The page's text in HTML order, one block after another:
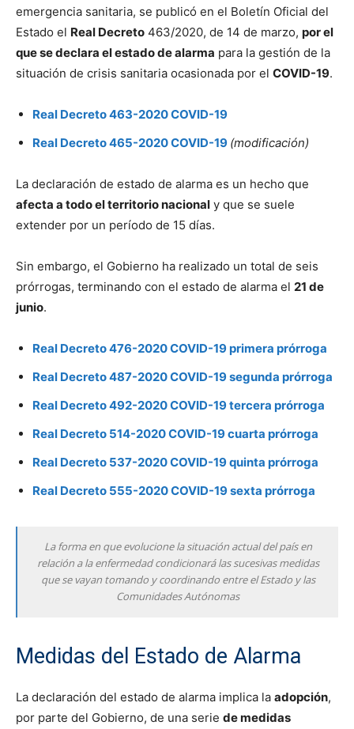
emergencia sanitaria, se publicó en el Boletín Oficial del
Estado el Real Decreto 463/2020, de 14 de marzo, por el
que se declara el estado de alarma para la gestión de la
situación de crisis sanitaria ocasionada por el COVID-19.
Real Decreto 463-2020 COVID-19
Real Decreto 465-2020 COVID-19 (modificación)
La declaración de estado de alarma es un hecho que
afecta a todo el territorio nacional y que se suele
extender por un período de 15 días.
Sin embargo, el Gobierno ha realizado un total de seis
prórrogas, terminando con el estado de alarma el 21 de
junio.
Real Decreto 476-2020 COVID-19 primera prórroga
Real Decreto 487-2020 COVID-19 segunda prórroga
Real Decreto 492-2020 COVID-19 tercera prórroga
Real Decreto 514-2020 COVID-19 cuarta prórroga
Real Decreto 537-2020 COVID-19 quinta prórroga
Real Decreto 555-2020 COVID-19 sexta prórroga
La forma en que evolucione la situación actual del país en
relación a la enfermedad condicionará las sucesivas medidas
que se vayan tomando y coordinando entre el Estado y las
Comunidades Autónomas
Medidas del Estado de Alarma
La declaración del estado de alarma implica la adopción,
por parte del Gobierno, de una serie de medidas